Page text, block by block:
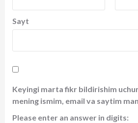
Sayt
Keyingi marta fikr bildirishim
mening ismim, email va saytim
Please enter an answer in digits: